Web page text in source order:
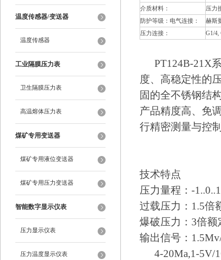
温度传感器/变送器
温度传感器
工业隔膜压力表
卫生隔膜压力表
高温熔体压力表
煤矿专用变送器
煤矿专用液位变送器
煤矿专用压力变送器
智能数字显示仪表
压力显示仪表
压力温度显示仪表
介质材料：
压力
防护等级：电气连接：
赫斯
压力连接：
G1/4,
PT124B-21X系
度、高稳定性的
固的全不锈钢结
产品精度高、免
行精密测量与控
技术特点
压力量程：-
过载压力：1.5倍
爆破压力：3倍额
输出信号：
4-20Ma,1-5V/